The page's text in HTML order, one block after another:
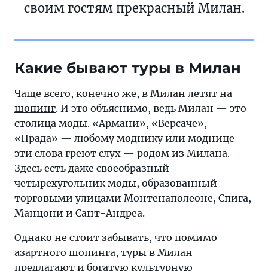
своим гостям прекрасный Милан.
Какие бывают туры в Милан
Чаще всего, конечно же, в Милан летят на
шопинг. И это объяснимо, ведь Милан — это
столица моды. «Армани», «Версаче»,
«Прада» — любому моднику или моднице
эти слова греют слух — родом из Милана.
Здесь есть даже своеобразный
четырехугольник моды, образованный
торговыми улицами Монтенаполеоне, Спига,
Манцони и Сант-Андреа.
Однако не стоит забывать, что помимо
азартного шопинга, туры в Милан
предлагают и богатую культурную